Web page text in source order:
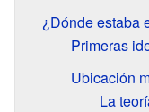
¿Dónde estaba
Primeras
Ubicación
La